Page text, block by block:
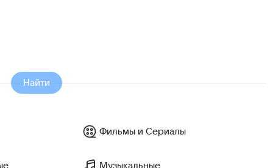
Найти
Фильмы и Сериалы
Музыкальные